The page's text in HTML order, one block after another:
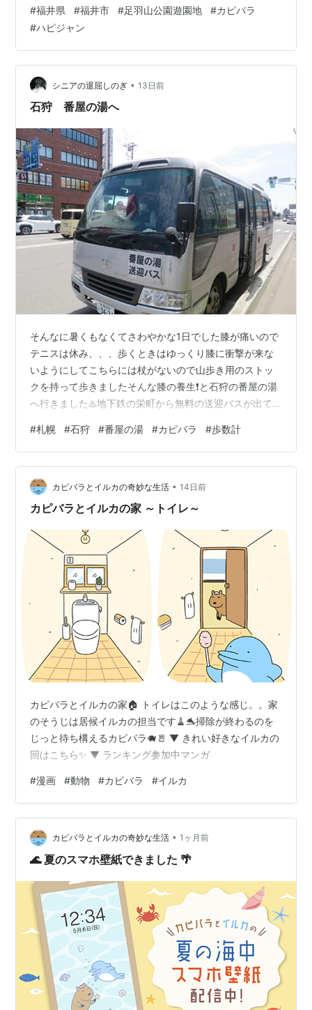
腹ですね。 本日は天候もよく。 『アヒル』 『ポニー』
ロクさんとトモさん 『ロバ』に『ヤギ』 『ヒツジ』
『ハピジャン：Happy Jungle』 ここにカピバラさんた
ちがいます。 「カピバラにササの葉をあげてみよう」
「ご自由にお入りください」・…
#福井県 #福井市 #足羽山公園遊園地 #カピバラ
#ハピジャン
シニアの退屈しのぎ • 13日前
石狩 番屋の湯へ
そんなに暑くもなくてさわやかな1日でした膝が痛いので
テニスは休み、、、歩くときはゆっくり膝に衝撃が来な
いようにしてこちらには杖がないので山歩き用のストッ
クを持って歩きましたそんな膝の養生❗と石狩の番屋の湯
へ行きました♨️地下鉄の栄町から無料の送迎バスが出て
るカピバラの湯姫ちゃんがいます今日は入浴シーンは見
られませんでした ゆっくりお湯に浸かり膝を養生しまし
た今晩はそんなに腫れてきていません明日はもっと良く
なっているかしら😊番屋の湯の裏側は海水浴場になって
いますスマホで気温をチェックしたら石狩22度で、風が
#札幌 #石狩 #番屋の湯 #カピバラ #歩数計
カピバラとイルカの奇妙な生活 • 14日前
カピバラとイルカの家 ～トイレ～
カピバラとイルカの家🏠 トイレはこのような感じ。。家
のそうじは居候イルカの担当です🧹🐬掃除が終わるのを
じっと待ち構えるカピバラ🐗🚪 ▼ きれい好きなイルカの
回はこちら✨ ▼ ランキング参加中マンガ
#漫画 #動物 #カピバラ #イルカ
カピバラとイルカの奇妙な生活 • 1ヶ月前
🌊 夏のスマホ壁紙できました 🌴